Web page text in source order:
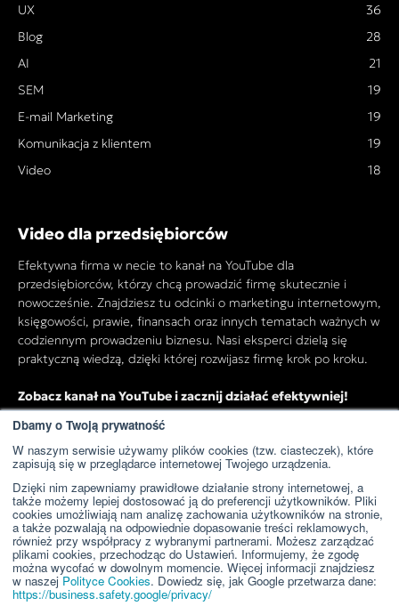
Dbamy o Twoją prywatność
W naszym serwisie używamy plików cookies (tzw. ciasteczek), które
zapisują się w przeglądarce internetowej Twojego urządzenia.
Dzięki nim zapewniamy prawidłowe działanie strony internetowej, a
także możemy lepiej dostosować ją do preferencji użytkowników. Pliki
cookies umożliwiają nam analizę zachowania użytkowników na stronie,
a także pozwalają na odpowiednie dopasowanie treści reklamowych,
również przy współpracy z wybranymi partnerami. Możesz zarządzać
plikami cookies, przechodząc do Ustawień. Informujemy, że zgodę
można wycofać w dowolnym momencie. Więcej informacji znajdziesz
w naszejPolityce Cookies. Dowiedz się, jak Google przetwarza dane:
https://business.safety.google/privacy/
UX
36
Blog
28
AI
21
SEM
19
E-mail Marketing
19
Komunikacja z klientem
19
Video
18
Video dla przedsiębiorców
Efektywna firma w necie to kanał na YouTube dla
przedsiębiorców, którzy chcą prowadzić firmę skutecznie i
nowocześnie. Znajdziesz tu odcinki o marketingu internetowym,
księgowości, prawie, finansach oraz innych tematach ważnych w
codziennym prowadzeniu biznesu. Nasi eksperci dzielą się
praktyczną wiedzą, dzięki której rozwijasz firmę krok po kroku.
Zobacz kanał na YouTube i zacznij działać efektywniej!
Przejdź do kanału YouTube